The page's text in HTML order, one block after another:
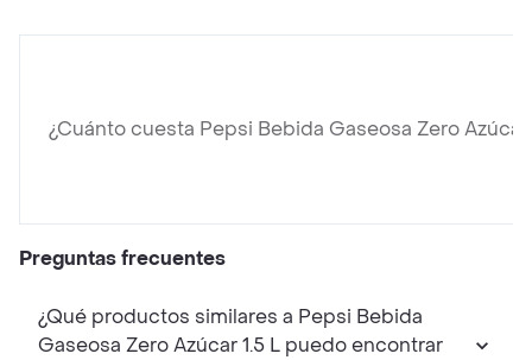
¿Cuánto cuesta Pepsi Bebida Gaseosa Zero Azúcar
Preguntas frecuentes
¿Qué productos similares a Pepsi Bebida
Gaseosa Zero Azúcar 1.5 L puedo encontrar